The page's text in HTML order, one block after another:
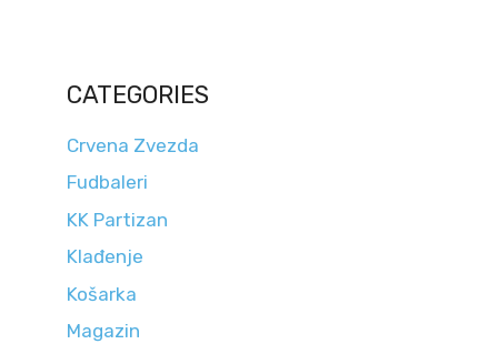
CATEGORIES
Crvena Zvezda
Fudbaleri
KK Partizan
Klađenje
Košarka
Magazin